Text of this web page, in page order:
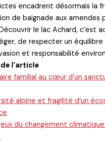
encadrent désormais la
de baignade aux amendes
le lac Achard, c’est
de respecter un
et responsabilité
l'article
familial au cœur d’un
alpine et fragilité d’un
du changement